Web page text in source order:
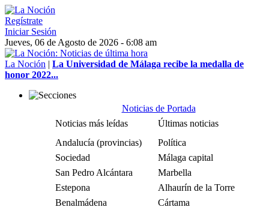
Regístrate
Iniciar Sesión
Jueves, 06 de Agosto de 2026 - 6:08 am
La Noción | La Universidad de Málaga recibe la medalla de
honor 2022...
Noticias de Portada
Noticias más leídas
Últimas noticias
Andalucía (provincias)
Política
Sociedad
Málaga capital
San Pedro Alcántara
Marbella
Estepona
Alhaurín de la Torre
Benalmádena
Cártama